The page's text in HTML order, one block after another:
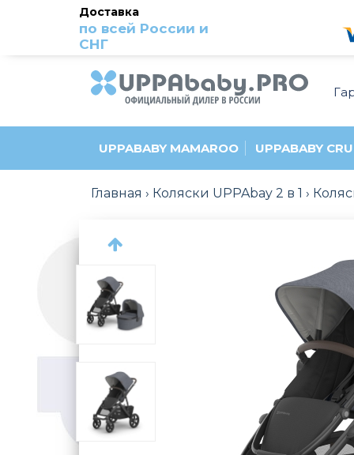
Доставка
по всей России и
СНГ
UPPABABY MAMAROO UPPABABY
Главная Коляски UPPAbay 2 в 1